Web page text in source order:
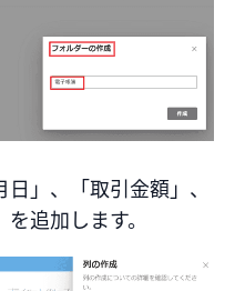
」、「取引金額」、
追加します。